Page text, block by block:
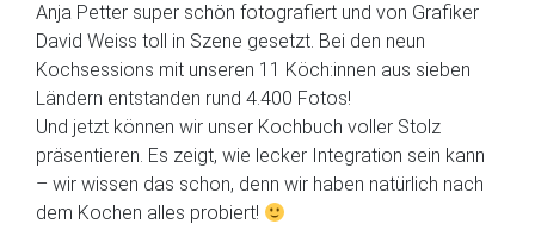
Anja Petter super schön fotografiert und von Grafiker
David Weiss toll in Szene gesetzt. Bei den neun
Kochsessions mit unseren 11 Köch:innen aus sieben
Ländern entstanden rund 4.400 Fotos!
Und jetzt können wir unser Kochbuch voller Stolz
präsentieren. Es zeigt, wie lecker Integration sein kann
– wir wissen das schon, denn wir haben natürlich nach
dem Kochen alles probiert!